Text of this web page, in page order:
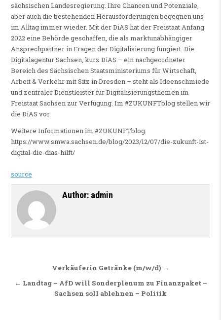
sächsischen Landesregierung. Ihre Chancen und Potenziale,
aber auch die bestehenden Herausforderungen begegnen uns
im Alltag immer wieder. Mit der DiAS hat der Freistaat Anfang
2022 eine Behörde geschaffen, die als marktunabhängiger
Ansprechpartner in Fragen der Digitalisierung fungiert. Die
Digitalagentur Sachsen, kurz DiAS – ein nachgeordneter
Bereich des Sächsischen Staatsministeriums für Wirtschaft,
Arbeit & Verkehr mit Sitz in Dresden – steht als Ideenschmiede
und zentraler Dienstleister für Digitalisierungsthemen im
Freistaat Sachsen zur Verfügung. Im #ZUKUNFTblog stellen wir
die DiAS vor.
Weitere Informationen im #ZUKUNFTblog:
https://www.smwa.sachsen.de/blog/2023/12/07/die-zukunft-ist-
digital-die-dias-hilft/
source
Author: admin
Beitragsnavigation
Verkäuferin Getränke (m/w/d) →
← Landtag – AfD will Sonderplenum zu Finanzpaket –
Sachsen soll ablehnen – Politik